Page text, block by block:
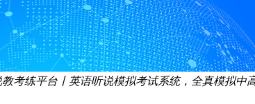
考练平台丨英语听说模拟考试系统，全真模拟中